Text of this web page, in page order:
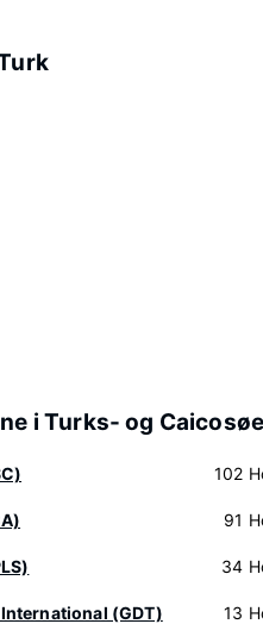
i Turks- og
102
91
34
(GDT) 13